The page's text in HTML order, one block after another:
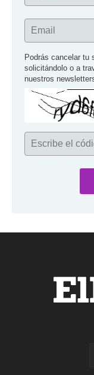
Email
Podrás cancelar tu
solicitándolo o a
nuestros
Escribe el